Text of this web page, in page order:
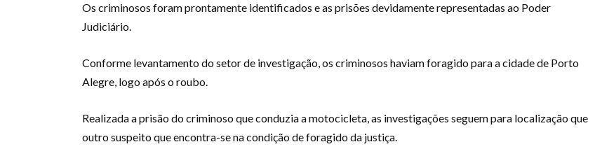
Os criminosos foram prontamente identificados e as prisões devidamente representadas ao Poder
Judiciário.
Conforme levantamento do setor de investigação, os criminosos haviam foragido para a cidade de Porto
Alegre, logo após o roubo.
Realizada a prisão do criminoso que conduzia a motocicleta, as investigações seguem para localização que
outro suspeito que encontra-se na condição de foragido da justiça.